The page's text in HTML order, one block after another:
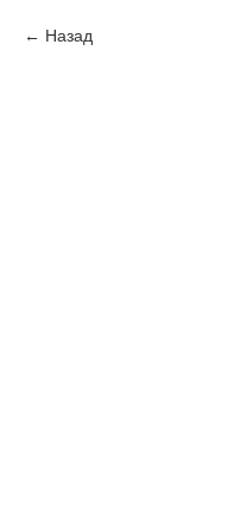
Назад